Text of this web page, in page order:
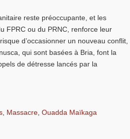
reste préoccupante, et les
FPRC ou du PRNC, renforce leur
d’occasionner un nouveau conflit,
qui sont basées à Bria, font la
de détresse lancés par la
Massacre Ouadda Maïkaga